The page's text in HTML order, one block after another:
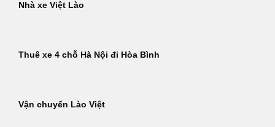
Nhà xe Việt Lào
Thuê xe 4 chỗ Hà Nội đi Hòa Bình
Vận chuyển Lào Việt